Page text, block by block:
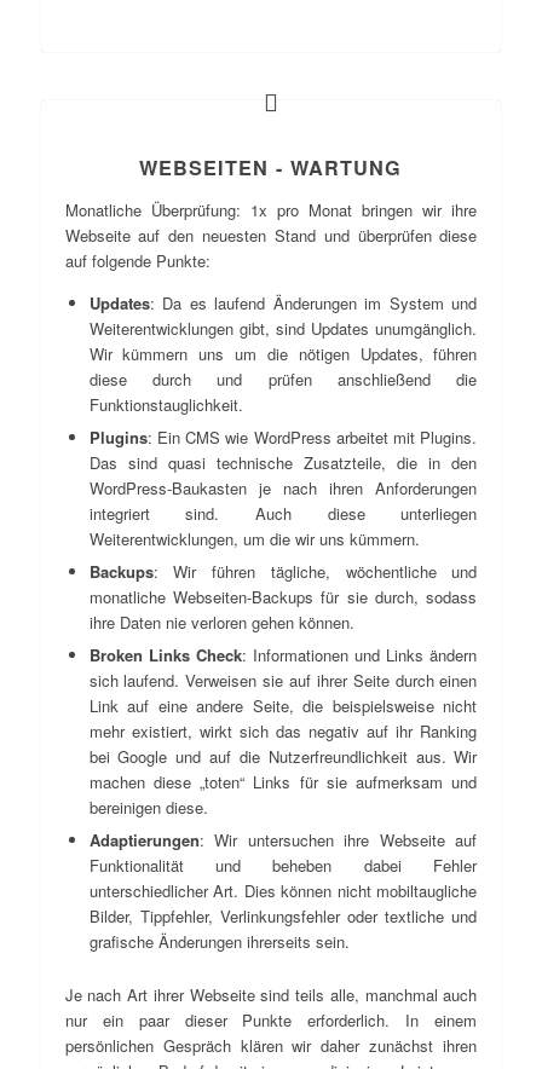
WEBSEITEN - WARTUNG
Monatliche Überprüfung: 1x pro Monat bringen wir ihre
Webseite auf den neuesten Stand und überprüfen diese
auf folgende Punkte:
Updates: Da es laufend Änderungen im System und
Weiterentwicklungen gibt, sind Updates unumgänglich.
Wir kümmern uns um die nötigen Updates, führen
diese durch und prüfen anschließend die
Funktionstauglichkeit.
Plugins: Ein CMS wie WordPress arbeitet mit Plugins.
Das sind quasi technische Zusatzteile, die in den
WordPress-Baukasten je nach ihren Anforderungen
integriert sind. Auch diese unterliegen
Weiterentwicklungen, um die wir uns kümmern.
Backups: Wir führen tägliche, wöchentliche und
monatliche Webseiten-Backups für sie durch, sodass
ihre Daten nie verloren gehen können.
Broken Links Check: Informationen und Links ändern
sich laufend. Verweisen sie auf ihrer Seite durch einen
Link auf eine andere Seite, die beispielsweise nicht
mehr existiert, wirkt sich das negativ auf ihr Ranking
bei Google und auf die Nutzerfreundlichkeit aus. Wir
machen diese „toten“ Links für sie aufmerksam und
bereinigen diese.
Adaptierungen: Wir untersuchen ihre Webseite auf
Funktionalität und beheben dabei Fehler
unterschiedlicher Art. Dies können nicht mobiltaugliche
Bilder, Tippfehler, Verlinkungsfehler oder textliche und
grafische Änderungen ihrerseits sein.
Je nach Art ihrer Webseite sind teils alle, manchmal auch
nur ein paar dieser Punkte erforderlich. In einem
persönlichen Gespräch klären wir daher zunächst ihren